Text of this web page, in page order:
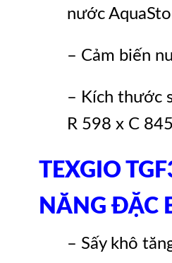
nước
– Cảm biến
– Kích thước
R 598 x C
TEXGIO
NĂNG ĐẶC
– Sấy khô